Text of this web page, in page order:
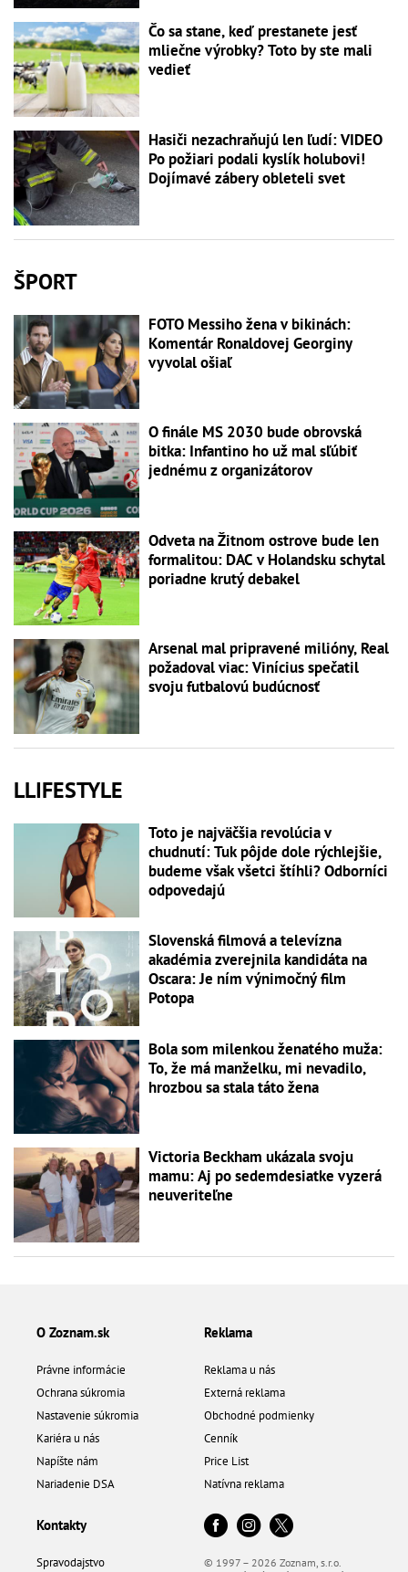
Čo sa stane, keď prestanete jesť
mliečne výrobky? Toto by ste mali
vedieť
Hasiči nezachraňujú len ľudí: VIDEO
Po požiari podali kyslík holubovi!
Dojímavé zábery obleteli svet
ŠPORT
FOTO Messiho žena v bikinách:
Komentár Ronaldovej Georginy
vyvolal ošiaľ
O finále MS 2030 bude obrovská
bitka: Infantino ho už mal sľúbiť
jednému z organizátorov
Odveta na Žitnom ostrove bude len
formalitou: DAC v Holandsku schytal
poriadne krutý debakel
Arsenal mal pripravené milióny, Real
požadoval viac: Vinícius spečatil
svoju futbalovú budúcnosť
LLIFESTYLE
Toto je najväčšia revolúcia v
chudnutí: Tuk pôjde dole rýchlejšie,
budeme však všetci štíhli? Odborníci
odpovedajú
Slovenská filmová a televízna
akadémia zverejnila kandidáta na
Oscara: Je ním výnimočný film
Potopa
Bola som milenkou ženatého muža:
To, že má manželku, mi nevadilo,
hrozbou sa stala táto žena
Victoria Beckham ukázala svoju
mamu: Aj po sedemdesiatke vyzerá
neuveriteľne
O Zoznam.sk
Právne informácie
Ochrana súkromia
Nastavenie súkromia
Kariéra u nás
Napíšte nám
Nariadenie DSA
Reklama
Reklama u nás
Externá reklama
Obchodné podmienky
Cenník
Price List
Natívna reklama
Kontakty
Spravodajstvo © 1997 – 2026 Zoznam, s.r.o.